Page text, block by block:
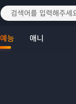
예능 애니